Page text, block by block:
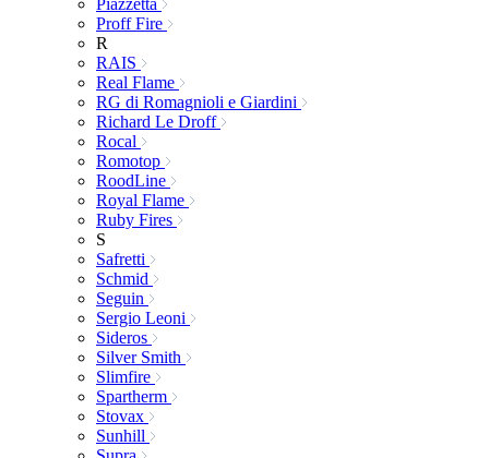
Proff Fire
R
RAIS
Real Flame
RG di Romagnioli e Giardini
Richard Le Droff
Rocal
Romotop
RoodLine
Royal Flame
Ruby Fires
S
Safretti
Schmid
Seguin
Sergio Leoni
Sideros
Silver Smith
Slimfire
Spartherm
Stovax
Sunhill